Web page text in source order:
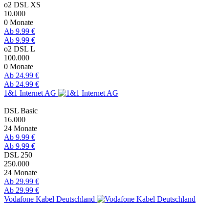
o2 DSL XS
10.000
0 Monate
Ab 9.99 €
Ab 9.99 €
o2 DSL L
100.000
0 Monate
Ab 24.99 €
Ab 24.99 €
1&1 Internet AG
DSL Basic
16.000
24 Monate
Ab 9.99 €
Ab 9.99 €
DSL 250
250.000
24 Monate
Ab 29.99 €
Ab 29.99 €
Vodafone Kabel Deutschland